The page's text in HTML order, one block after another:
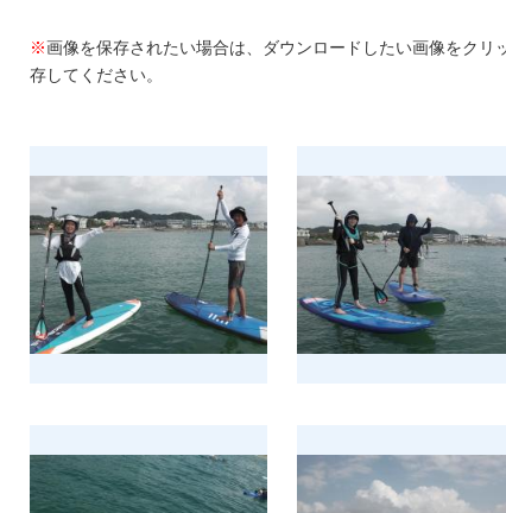
※画像を保存されたい場合は、ダウンロードしたい画像をクリ
存してください。